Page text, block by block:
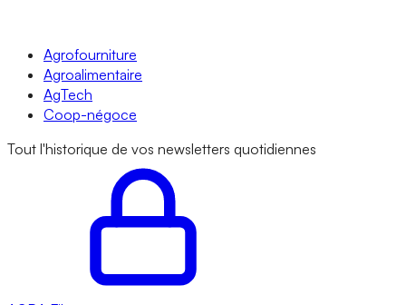
Agrofourniture
Agroalimentaire
AgTech
Coop-négoce
Tout l'historique de vos newsletters quotidiennes